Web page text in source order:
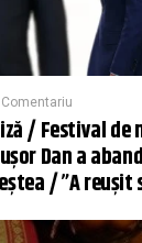
Comentariu
/ Festival de
Dan a
/ ”A reușit